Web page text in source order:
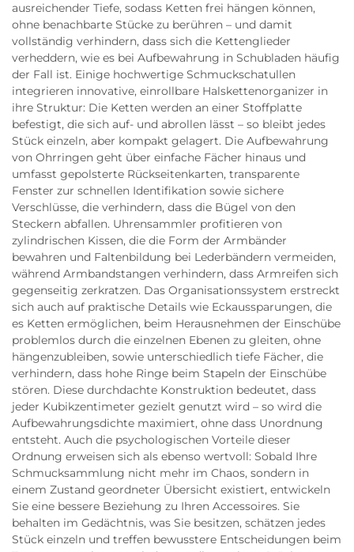
ausreichender Tiefe, sodass Ketten frei hängen können,
ohne benachbarte Stücke zu berühren – und damit
vollständig verhindern, dass sich die Kettenglieder
verheddern, wie es bei Aufbewahrung in Schubladen häufig
der Fall ist. Einige hochwertige Schmuckschatullen
integrieren innovative, einrollbare Halskettenorganizer in
ihre Struktur: Die Ketten werden an einer Stoffplatte
befestigt, die sich auf- und abrollen lässt – so bleibt jedes
Stück einzeln, aber kompakt gelagert. Die Aufbewahrung
von Ohrringen geht über einfache Fächer hinaus und
umfasst gepolsterte Rückseitenkarten, transparente
Fenster zur schnellen Identifikation sowie sichere
Verschlüsse, die verhindern, dass die Bügel von den
Steckern abfallen. Uhrensammler profitieren von
zylindrischen Kissen, die die Form der Armbänder
bewahren und Faltenbildung bei Lederbändern vermeiden,
während Armbandstangen verhindern, dass Armreifen sich
gegenseitig zerkratzen. Das Organisationssystem erstreckt
sich auch auf praktische Details wie Eckaussparungen, die
es Ketten ermöglichen, beim Herausnehmen der Einschübe
problemlos durch die einzelnen Ebenen zu gleiten, ohne
hängenzubleiben, sowie unterschiedlich tiefe Fächer, die
verhindern, dass hohe Ringe beim Stapeln der Einschübe
stören. Diese durchdachte Konstruktion bedeutet, dass
jeder Kubikzentimeter gezielt genutzt wird – so wird die
Aufbewahrungsdichte maximiert, ohne dass Unordnung
entsteht. Auch die psychologischen Vorteile dieser
Ordnung erweisen sich als ebenso wertvoll: Sobald Ihre
Schmucksammlung nicht mehr im Chaos, sondern in
einem Zustand geordneter Übersicht existiert, entwickeln
Sie eine bessere Beziehung zu Ihren Accessoires. Sie
behalten im Gedächtnis, was Sie besitzen, schätzen jedes
Stück einzeln und treffen bewusstere Entscheidungen beim